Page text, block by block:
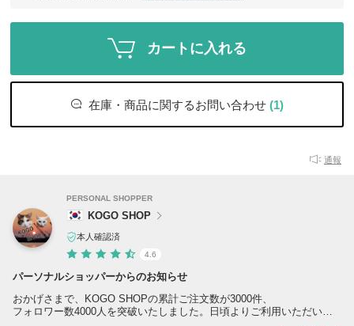
カートに入れる
在庫・商品に関するお問い合わせ (1)
通報
PERSONAL SHOPPER
KOGO SHOP
本人確認済
4.6
パーソナルショッパーからのお知らせ
おかげさまで、KOGO SHOPの累計ご注文数が3000件、
フォロワー数4000人を突破いたしました。日頃よりご利用いただいて